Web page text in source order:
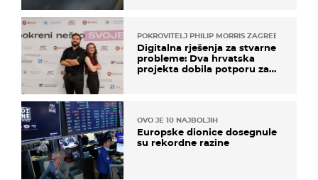
POKROVITELJ PHILIP MORRIS ZAGREB
Digitalna rješenja za stvarne
probleme: Dva hrvatska
projekta dobila potporu za
OVO JE 10 NAJBOLJIH
Europske dionice dosegnule
su rekordne razine